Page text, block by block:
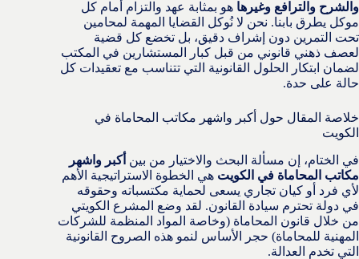
والشرح والترافع وغيرها هو بمثابة عهد والتزام أمام كل
موكل يطرق بابنا. نحن لا نُوكل القضايا المهمة لمحامين
تحت التمرين دون إشراف دقيق، بل تخضع كل قضية
لعصف ذهني قانوني من قبل كبار المستشارين في المكتب
لضمان ابتكار الحلول القانونية التي تتناسب مع تعقيدات كل
حالة على حدة.
خلاصة المقال حول أكبر واشهر مكاتب المحاماة في
الكويت
في الختام، إن مسألة البحث والاختيار من بين أكبر واشهر
مكاتب المحاماة في الكويت هي الخطوة الاستراتيجية الأهم
لأي فرد أو كيان تجاري يسعى لحماية مكتسباته وحقوقه
في دولة تحترم سيادة القانون. لقد وضع المشرع الكويتي
من خلال قانون المحاماة (وخاصة المواد المنظمة للشركات
المهنية للمحاماة) حجر الأساس لنمو هذه الصروح القانونية
التي تخدم العدالة.